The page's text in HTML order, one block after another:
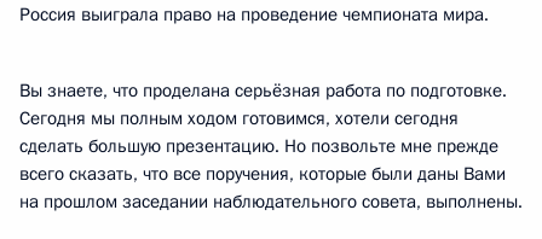
Россия выиграла право на проведение чемпионата мира.
Вы знаете, что проделана серьёзная работа по подготовке.
Сегодня мы полным ходом готовимся, хотели сегодня
сделать большую презентацию. Но позвольте мне прежде
всего сказать, что все поручения, которые были даны Вами
на прошлом заседании наблюдательного совета, выполнены.